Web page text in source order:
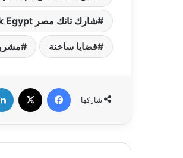
شارك تانك مصر Shark Tank Egypt
قضايا ساخنة
شاركها
فيسبوك